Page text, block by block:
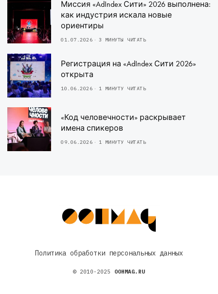
Миссия «AdIndex Сити» 2026 выполнена:
как индустрия искала новые
ориентиры
01.07.2026 3 МИНУТЫ ЧИТАТЬ
Регистрация на «AdIndex Сити 2026»
открыта
10.06.2026 1 МИНУТУ ЧИТАТЬ
«Код человечности» раскрывает
имена спикеров
09.06.2026 1 МИНУТУ ЧИТАТЬ
Политика обработки персональных данных
© 2010-2025 OOHMAG.RU